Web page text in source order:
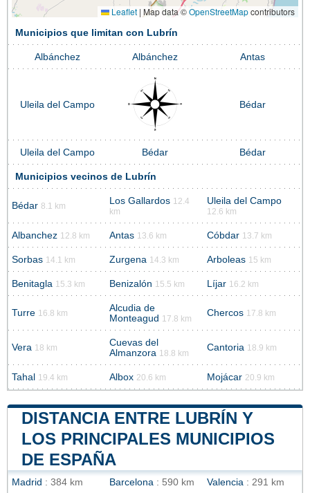
Leaflet | Map data ©OpenStreetMapcontributors
Municipios que limitan con Lubrín
Albánchez Albánchez Antas
Uleila del Campo Bédar
Uleila del Campo Bédar Bédar
Municipios vecinos de Lubrín
Bédar 8.1 km Los Gallardos 12.4
km
Uleila del Campo
12.6 km
Albanchez 12.8 km Antas 13.6 km Cóbdar 13.7 km
Sorbas 14.1 km Zurgena 14.3 km Arboleas 15 km
Benitagla 15.3 km Benizalón 15.5 km Líjar 16.2 km
Turre 16.8 km
Alcudia de
Monteagud 17.8 km
Chercos 17.8 km
Vera 18 km
Cuevas del
Almanzora 18.8 km
Cantoria 18.9 km
Tahal 19.4 km Albox 20.6 km Mojácar 20.9 km
DISTANCIA ENTRE LUBRÍN Y
LOS PRINCIPALES MUNICIPIOS
DE ESPAÑA
Madrid : 384 km Barcelona : 590 km Valencia : 291 km